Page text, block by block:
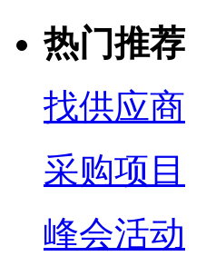
热门推荐
找供应商
采购项目
峰会活动